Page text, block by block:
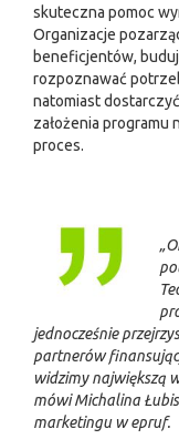
skuteczna pomoc
Organizacje
beneficjentów,
rozpoznawać
natomiast
założenia
proces.
jednocześnie
partnerów
widzimy największą
mówi Michalina
marketingu w epruf.